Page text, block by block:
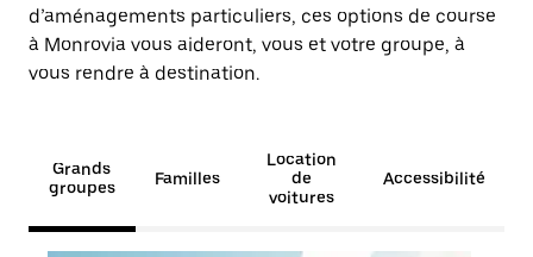
d’aménagements particuliers, ces options de course
à Monrovia vous aideront, vous et votre groupe, à
vous rendre à destination.
Grands
groupes
Familles
Location
de
voitures
Accessibilité